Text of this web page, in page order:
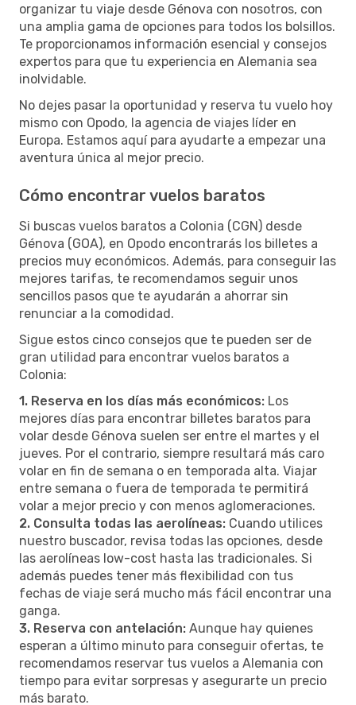
organizar tu viaje desde Génova con nosotros, con
una amplia gama de opciones para todos los bolsillos.
Te proporcionamos información esencial y consejos
expertos para que tu experiencia en Alemania sea
inolvidable.
No dejes pasar la oportunidad y reserva tu vuelo hoy
mismo con Opodo, la agencia de viajes líder en
Europa. Estamos aquí para ayudarte a empezar una
aventura única al mejor precio.
Cómo encontrar vuelos baratos
Si buscas vuelos baratos a Colonia (CGN) desde
Génova (GOA), en Opodo encontrarás los billetes a
precios muy económicos. Además, para conseguir las
mejores tarifas, te recomendamos seguir unos
sencillos pasos que te ayudarán a ahorrar sin
renunciar a la comodidad.
Sigue estos cinco consejos que te pueden ser de
gran utilidad para encontrar vuelos baratos a
Colonia:
1. Reserva en los días más económicos: Los
mejores días para encontrar billetes baratos para
volar desde Génova suelen ser entre el martes y el
jueves. Por el contrario, siempre resultará más caro
volar en fin de semana o en temporada alta. Viajar
entre semana o fuera de temporada te permitirá
volar a mejor precio y con menos aglomeraciones.
2. Consulta todas las aerolíneas: Cuando utilices
nuestro buscador, revisa todas las opciones, desde
las aerolíneas low-cost hasta las tradicionales. Si
además puedes tener más flexibilidad con tus
fechas de viaje será mucho más fácil encontrar una
ganga.
3. Reserva con antelación: Aunque hay quienes
esperan a último minuto para conseguir ofertas, te
recomendamos reservar tus vuelos a Alemania con
tiempo para evitar sorpresas y asegurarte un precio
más barato.